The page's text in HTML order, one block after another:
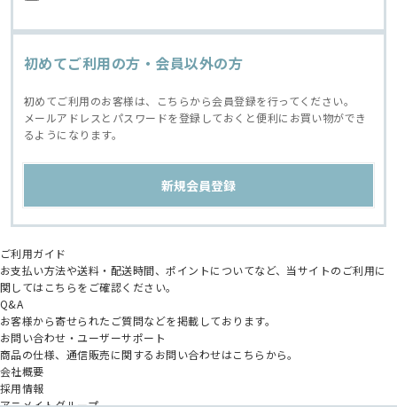
初めてご利用の方・会員以外の方
初めてご利用のお客様は、こちらから会員登録を行ってください。
メールアドレスとパスワードを登録しておくと便利にお買い物ができ
るようになります。
ご利用ガイド
お支払い方法や送料・配送時間、ポイントについてなど、当サイトのご利用に
関してはこちらをご確認ください。
Q&A
お客様から寄せられたご質問などを掲載しております。
お問い合わせ・ユーザーサポート
商品の仕様、通信販売に関するお問い合わせはこちらから。
会社概要
採用情報